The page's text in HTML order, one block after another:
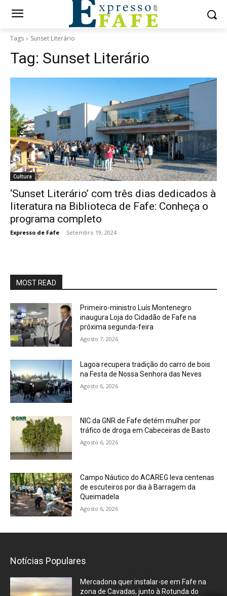
Tags Sunset Literário
Tag: Sunset Literário
Cultura
‘Sunset Literário’ com três dias dedicados à
literatura na Biblioteca de Fafe: Conheça o
programa completo
Expresso de Fafe - Setembro 19, 2024
MOST READ
Primeiro-ministro Luís Montenegro
inaugura Loja do Cidadão de Fafe na
próxima segunda-feira
Agosto 7, 2026
Lagoa recupera tradição do carro de bois
na Festa de Nossa Senhora das Neves
Agosto 6, 2026
NIC da GNR de Fafe detém mulher por
tráfico de droga em Cabeceiras de Basto
Agosto 6, 2026
Campo Náutico do ACAREG leva centenas
de escuteiros por dia à Barragem da
Queimadela
Agosto 6, 2026
Notícias Populares
Mercadona quer instalar-se em Fafe na
zona de Cavadas, junto à Rotunda do